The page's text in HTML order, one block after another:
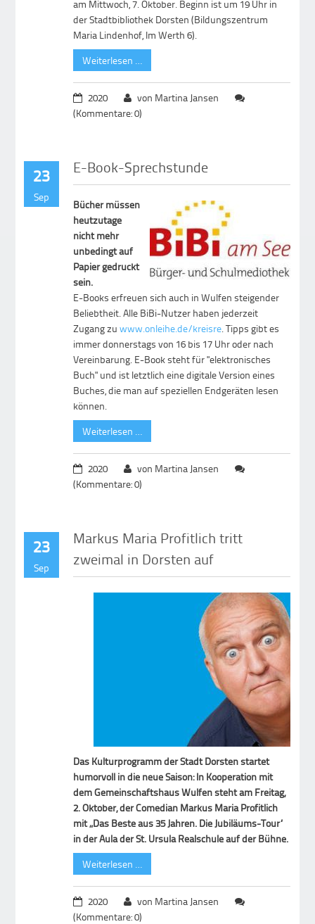
am Mittwoch, 7. Oktober. Beginn ist um 19 Uhr in
der Stadtbibliothek Dorsten (Bildungszentrum
Maria Lindenhof, Im Werth 6).
Weiterlesen …
2020
von Martina Jansen
(Kommentare: 0)
23
Sep
E-Book-Sprechstunde
Bücher müssen
heutzutage
nicht mehr
unbedingt auf
Papier gedruckt
sein.
E-Books erfreuen sich auch in Wulfen steigender
Beliebtheit. Alle BiBi-Nutzer haben jederzeit
Zugang zuwww.onleihe.de/kreisre. Tipps gibt es
immer donnerstags von 16 bis 17 Uhr oder nach
Vereinbarung. E-Book steht für "elektronisches
Buch" und ist letztlich eine digitale Version eines
Buches, die man auf speziellen Endgeräten lesen
können.
Weiterlesen …
2020
von Martina Jansen
(Kommentare: 0)
23
Sep
Markus Maria Profitlich tritt
zweimal in Dorsten auf
Das Kulturprogramm der Stadt Dorsten startet
humorvoll in die neue Saison: In Kooperation mit
dem Gemeinschaftshaus Wulfen steht am Freitag,
2. Oktober, der Comedian Markus Maria Profitlich
mit „Das Beste aus 35 Jahren. Die Jubiläums-Tour“
in der Aula der St. Ursula Realschule auf der Bühne.
Weiterlesen …
2020
von Martina Jansen
(Kommentare: 0)